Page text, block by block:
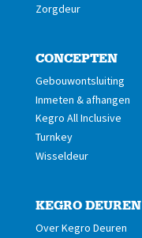
Zorgdeur
CONCEPTEN
Gebouwontsluiting
Inmeten & afhangen
Kegro All Inclusive
Turnkey
Wisseldeur
KEGRO DEUREN
Over Kegro Deuren